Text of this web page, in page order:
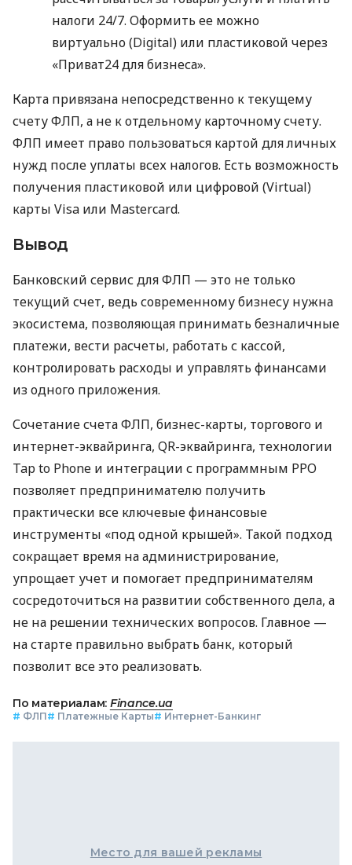
налоги 24/7. Оформить ее можно
виртуально (Digital) или пластиковой через
«Приват24 для бизнеса».
Карта привязана непосредственно к текущему
счету ФЛП, а не к отдельному карточному счету.
ФЛП имеет право пользоваться картой для личных
нужд после уплаты всех налогов. Есть возможность
получения пластиковой или цифровой (Virtual)
карты Visa или Mastercard.
Вывод
Банковский сервис для ФЛП — это не только
текущий счет, ведь современному бизнесу нужна
экосистема, позволяющая принимать безналичные
платежи, вести расчеты, работать с кассой,
контролировать расходы и управлять финансами
из одного приложения.
Сочетание счета ФЛП, бизнес-карты, торгового и
интернет-эквайринга, QR-эквайринга, технологии
Tap to Phone и интеграции с программным РРО
позволяет предпринимателю получить
практически все ключевые финансовые
инструменты «под одной крышей». Такой подход
сокращает время на администрирование,
упрощает учет и помогает предпринимателям
сосредоточиться на развитии собственного дела, а
не на решении технических вопросов. Главное —
на старте правильно выбрать банк, который
позволит все это реализовать.
По материалам: Finance.ua
# ФЛП# Платежные Карты# Интернет-Банкинг
Место для вашей рекламы